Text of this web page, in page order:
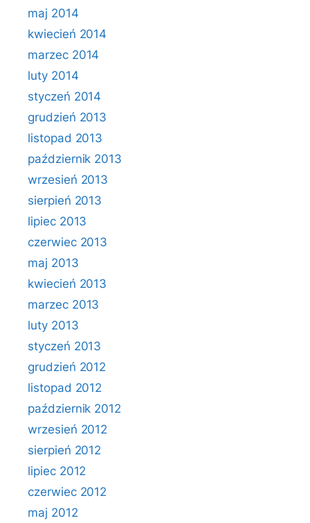
maj 2014
kwiecień 2014
marzec 2014
luty 2014
styczeń 2014
grudzień 2013
listopad 2013
październik 2013
wrzesień 2013
sierpień 2013
lipiec 2013
czerwiec 2013
maj 2013
kwiecień 2013
marzec 2013
luty 2013
styczeń 2013
grudzień 2012
listopad 2012
październik 2012
wrzesień 2012
sierpień 2012
lipiec 2012
czerwiec 2012
maj 2012